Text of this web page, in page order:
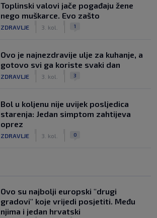
Toplinski valovi jače pogađaju žene
nego muškarce. Evo zašto
ZDRAVLJE 3. kol. 1
Ovo je najnezdravije ulje za kuhanje, a
gotovo svi ga koriste svaki dan
ZDRAVLJE 3. kol. 3
Bol u koljenu nije uvijek posljedica
starenja: Jedan simptom zahtijeva
oprez
ZDRAVLJE 3. kol. 0
Ovo su najbolji europski "drugi
gradovi" koje vrijedi posjetiti. Među
njima i jedan hrvatski